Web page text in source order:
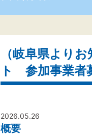
（岐阜県より
ト 参加事業者
2026.05.26
概要